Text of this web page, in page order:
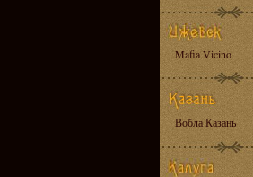
Mafia Vicino
Вобла Казань